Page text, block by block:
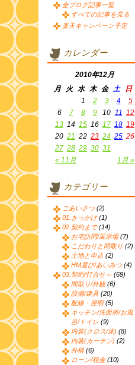
全ブログ記事一覧
すべての記事を見る
楽天キャンペーン予定
カレンダー
2010年12月
月
火 水 木 金 土 日
« 11月 1月 »
1 2 3 4
5
6
7 8 9 10 11 12
13 14 15 16 17 18 19
20 21 22 23 24 25 26
27 28 29 30 31
カテゴリー
ごあいさつ (2)
01.きっかけ (1)
02.契約まで(14)
お宅訪問/展示場(7)
こだわりと間取り (2)
土地と申込 (2)
HM選び/あいみつ (4)
03.契約/打合せ～ (69)
間取り/外観 (6)
設備/建具 (20)
配線・照明(5)
キッチン/洗面所/お風
呂/トイレ (9)
内装(クロス/床) (8)
内装(カーテン) (2)
外構(6)
ローン/税金(10)